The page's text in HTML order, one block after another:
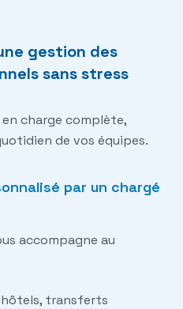
gestion des
sans stress
charge complète,
de vos équipes.
par un chargé
accompagne au
transferts